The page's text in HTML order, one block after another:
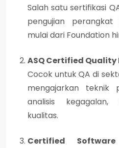
Salah satu sertifikasi
pengujian
mulai dari Foundation
ASQ Certified Quality
Cocok untuk QA di
mengajarkan teknik
analisis kegagalan,
kualitas.
Certified